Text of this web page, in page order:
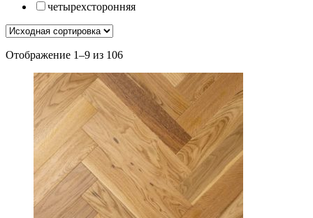
четырехсторонняя
Отображение 1–9 из 106